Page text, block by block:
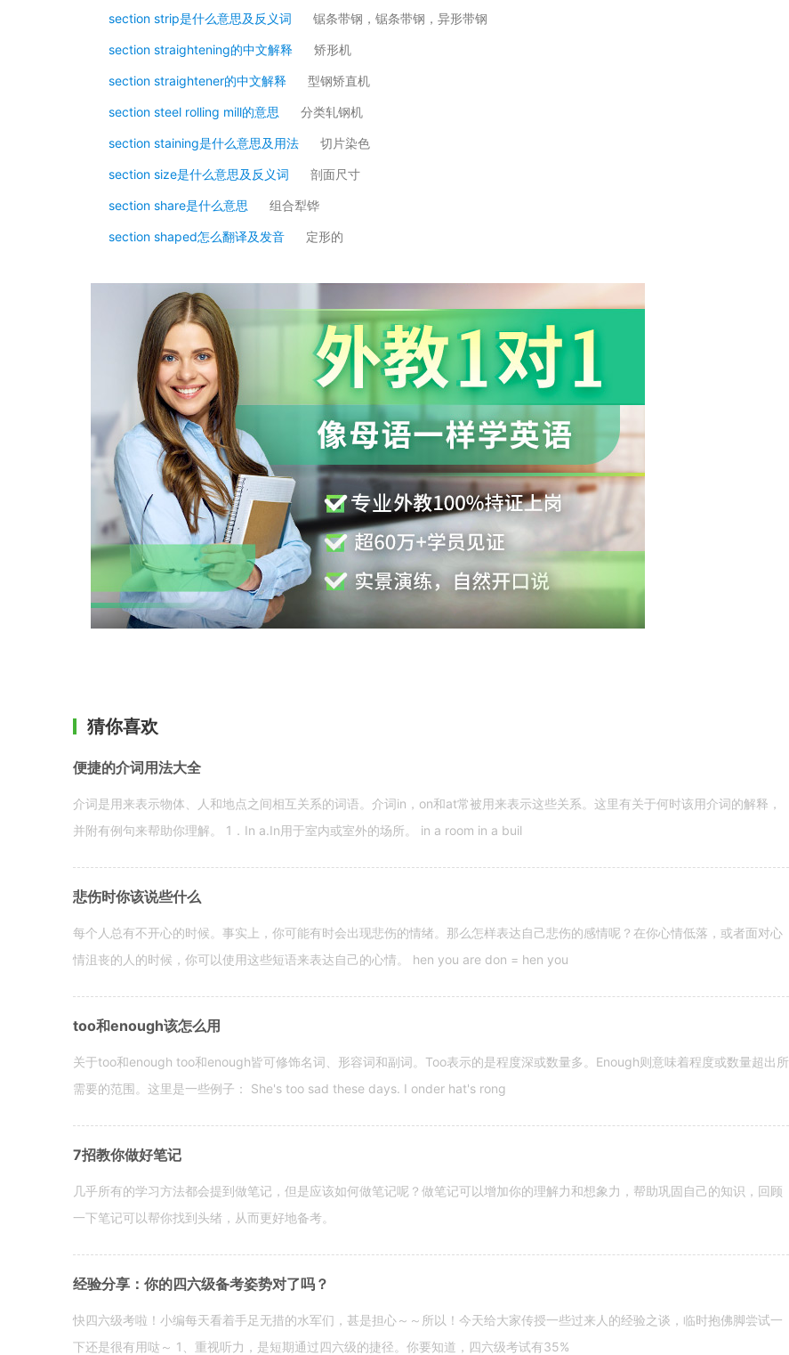
section strip是什么意思及反义词
锯条带钢，锯条带钢，异形带钢
section straightening的中文解释 矫形机
section straightener的中文解释 型钢矫直机
section steel rolling mill的意思 分类轧钢机
section staining是什么意思及用法 切片染色
section size是什么意思及反义词 剖面尺寸
section share是什么意思 组合犁铧
section shaped怎么翻译及发音 定形的
猜你喜欢
便捷的介词用法大全
介词是用来表示物体、人和地点之间相互关系的词语。介词in，on和at常被用来表示这些关系。这里有关于何时该用介词的解释，
并附有例句来帮助你理解。 1．In a.In用于室内或室外的场所。 in a room in a buil
悲伤时你该说些什么
每个人总有不开心的时候。事实上，你可能有时会出现悲伤的情绪。那么怎样表达自己悲伤的感情呢？在你心情低落，或者面对心
情沮丧的人的时候，你可以使用这些短语来表达自己的心情。 hen you are don = hen you
too和enough该怎么用
关于too和enough too和enough皆可修饰名词、形容词和副词。Too表示的是程度深或数量多。Enough则意味着程度或数量超出所
需要的范围。这里是一些例子： She's too sad these days. I onder hat's rong
7招教你做好笔记
几乎所有的学习方法都会提到做笔记，但是应该如何做笔记呢？做笔记可以增加你的理解力和想象力，帮助巩固自己的知识，回顾
一下笔记可以帮你找到头绪，从而更好地备考。
经验分享：你的四六级备考姿势对了吗？
快四六级考啦！小编每天看着手足无措的水军们，甚是担心～～所以！今天给大家传授一些过来人的经验之谈，临时抱佛脚尝试一
下还是很有用哒～ 1、重视听力，是短期通过四六级的捷径。你要知道，四六级考试有35%